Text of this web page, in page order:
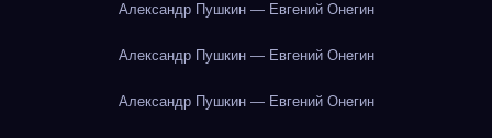
Александр Пушкин — Евгений Онегин
Александр Пушкин — Евгений Онегин
Александр Пушкин — Евгений Онегин